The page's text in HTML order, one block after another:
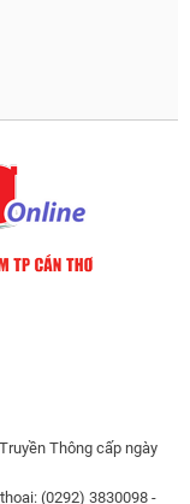
Thông cấp ngày
(0292) 3830098 -